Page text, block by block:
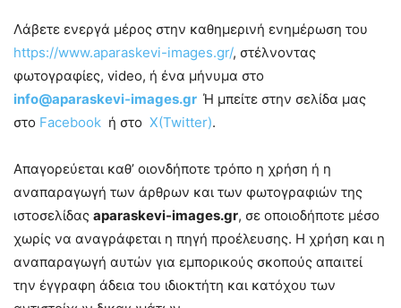
Λάβετε ενεργά μέρος στην καθημερινή ενημέρωση του
https://www.aparaskevi-images.gr/, στέλνοντας
φωτογραφίες, video, ή ένα μήνυμα στο
info@aparaskevi-images.gr Ή μπείτε στην σελίδα μας
στο Facebook ή στο X(Twitter).
Απαγορεύεται καθ’ οιονδήποτε τρόπο η χρήση ή η
αναπαραγωγή των άρθρων και των φωτογραφιών της
ιστοσελίδας aparaskevi-images.gr, σε οποιοδήποτε μέσο
χωρίς να αναγράφεται η πηγή προέλευσης. Η χρήση και η
αναπαραγωγή αυτών για εμπορικούς σκοπούς απαιτεί
την έγγραφη άδεια του ιδιοκτήτη και κατόχου των